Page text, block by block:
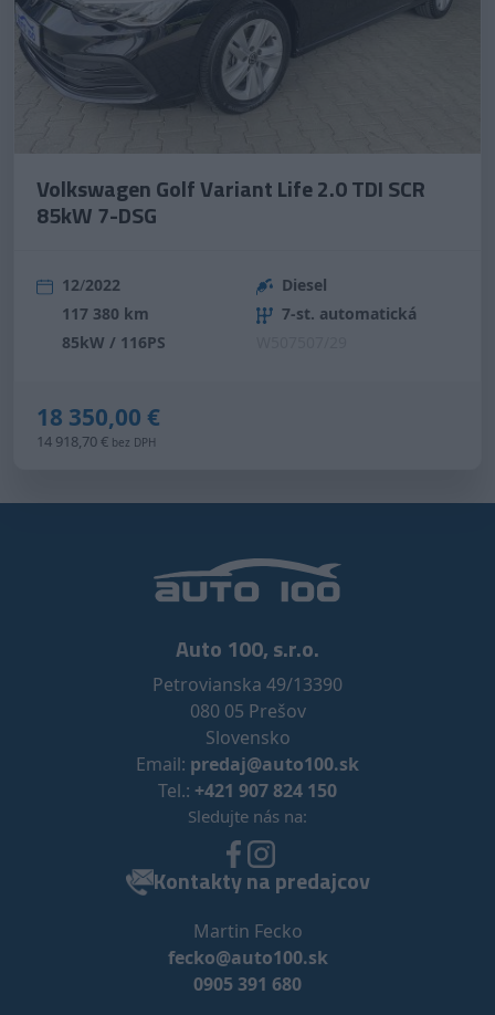
Volkswagen Golf Variant Life 2.0 TDI SCR
85kW 7-DSG
12/2022
117 380 km
85kW / 116PS
Diesel
7-st. automatická
18 350,00 €
14 918,70 € bez DPH
Auto 100, s.r.o.
Petrovianska 49/13390
080 05 Prešov
Slovensko
Email: predaj@auto100.sk
Tel.: +421 907 824 150
Sledujte nás na:
Kontakty na predajcov
Martin Fecko
fecko@auto100.sk
0905 391 680